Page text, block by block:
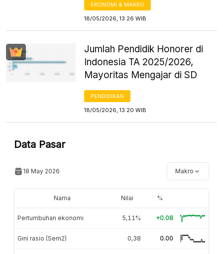
EKONOMI & MAKRO
18/05/2026, 13:26 WIB
Jumlah Pendidik Honorer di
Indonesia TA 2025/2026,
Mayoritas Mengajar di SD
PENDIDIKAN
18/05/2026, 13:20 WIB
Data Pasar
18 May 2026 Makro
Nama Nilai %
Pertumbuhan ekonomi 5,11% +0.08
Gini rasio (Sem2) 0,38 0.00